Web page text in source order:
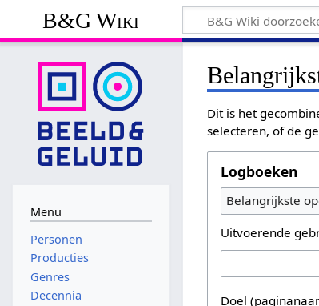
B&G Wiki
Dit is het
selecteren, of de
Logboeken
Belangrijkste
Uitvoerende
Doel
Menu
Personen
Producties
Genres
Decennia